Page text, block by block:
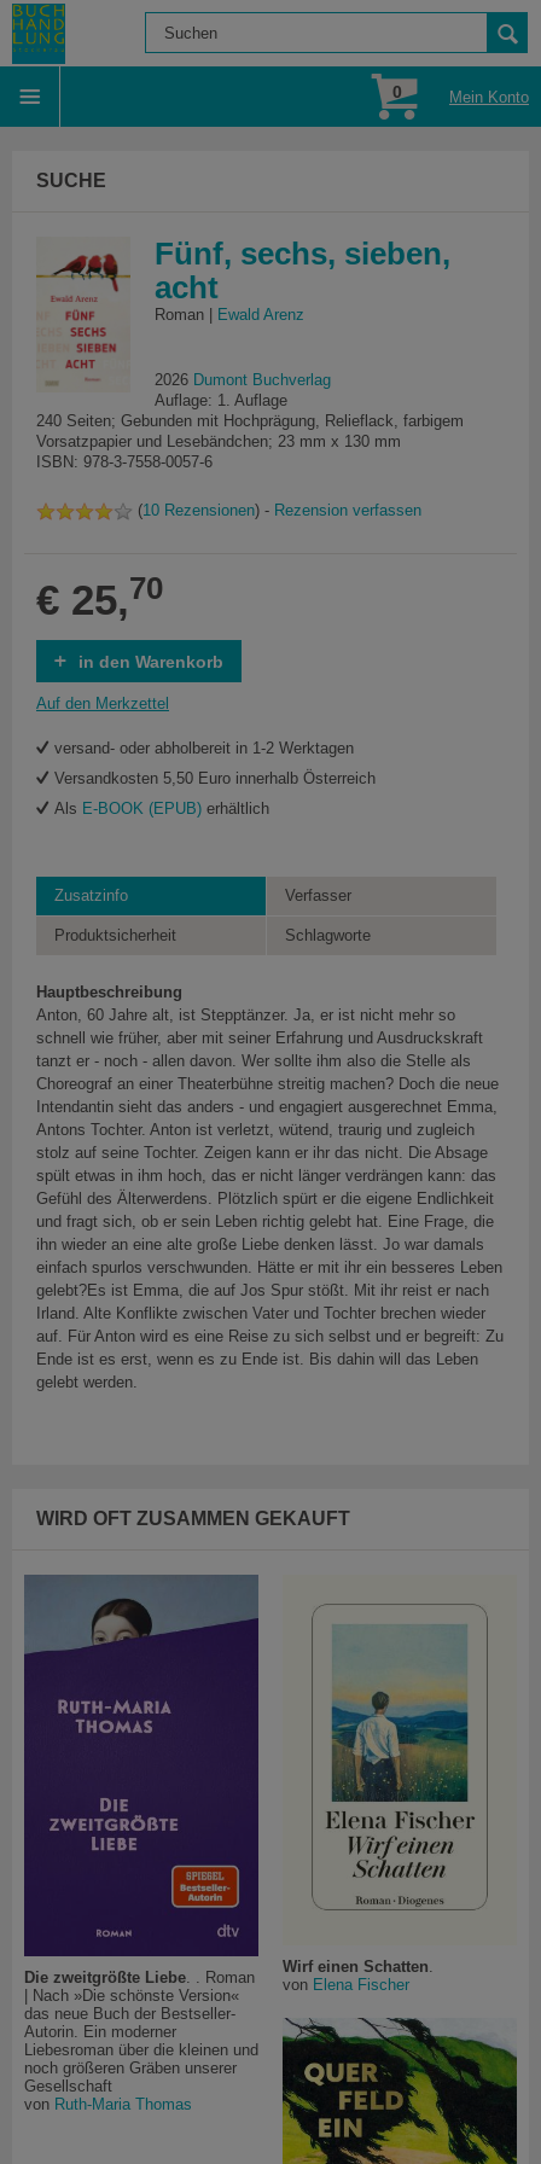
0 Mein Konto
SUCHE
Fünf, sechs, sieben,
acht
Roman | Ewald Arenz
2026 Dumont Buchverlag
Auflage: 1. Auflage
240 Seiten; Gebunden mit Hochprägung, Relieflack, farbigem
Vorsatzpapier und Lesebändchen; 23 mm x 130 mm
ISBN: 978-3-7558-0057-6
(10 Rezensionen) - Rezension verfassen
€ 25,70
in den Warenkorb
Auf den Merkzettel
versand- oder abholbereit in 1-2 Werktagen
Versandkosten 5,50 Euro innerhalb Österreich
Als E-BOOK (EPUB) erhältlich
Zusatzinfo Verfasser
Produktsicherheit Schlagworte
Hauptbeschreibung
Anton, 60 Jahre alt, ist Stepptänzer. Ja, er ist nicht mehr so
schnell wie früher, aber mit seiner Erfahrung und Ausdruckskraft
tanzt er - noch - allen davon. Wer sollte ihm also die Stelle als
Choreograf an einer Theaterbühne streitig machen? Doch die neue
Intendantin sieht das anders - und engagiert ausgerechnet Emma,
Antons Tochter. Anton ist verletzt, wütend, traurig und zugleich
stolz auf seine Tochter. Zeigen kann er ihr das nicht. Die Absage
spült etwas in ihm hoch, das er nicht länger verdrängen kann: das
Gefühl des Älterwerdens. Plötzlich spürt er die eigene Endlichkeit
und fragt sich, ob er sein Leben richtig gelebt hat. Eine Frage, die
ihn wieder an eine alte große Liebe denken lässt. Jo war damals
einfach spurlos verschwunden. Hätte er mit ihr ein besseres Leben
gelebt?Es ist Emma, die auf Jos Spur stößt. Mit ihr reist er nach
Irland. Alte Konflikte zwischen Vater und Tochter brechen wieder
auf. Für Anton wird es eine Reise zu sich selbst und er begreift: Zu
Ende ist es erst, wenn es zu Ende ist. Bis dahin will das Leben
gelebt werden.
WIRD OFT ZUSAMMEN GEKAUFT
Die zweitgrößte Liebe . . Roman
| Nach »Die schönste Version«
das neue Buch der Bestseller-
Autorin. Ein moderner
Liebesroman über die kleinen und
noch größeren Gräben unserer
Gesellschaft
von Ruth-Maria Thomas
Wirf einen Schatten
von Elena Fischer